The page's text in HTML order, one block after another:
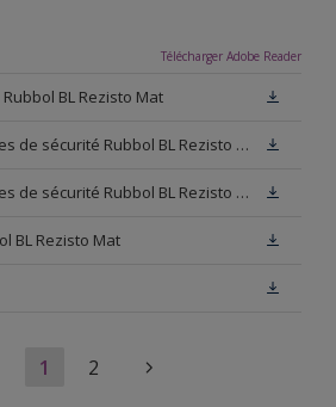
Télécharger Adobe Reader
BL Rezisto Mat
Fiche de données de sécurité Rubbol BL Rezisto Mat Base W05
Fiche de données de sécurité Rubbol BL Rezisto Mat Base N00
BL Rezisto Mat
1 2